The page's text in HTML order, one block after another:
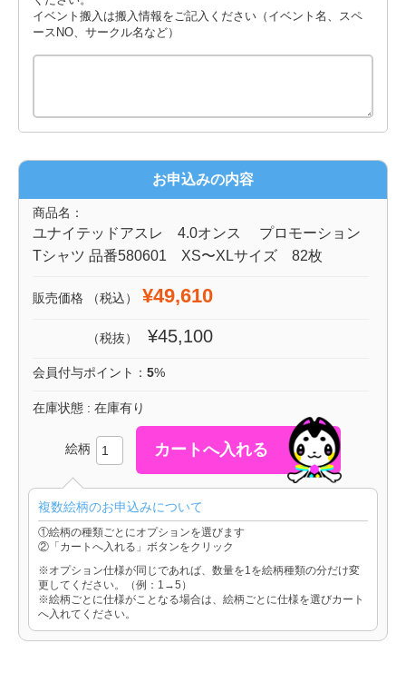
イベント搬入は搬入情報をご記入ください（イベント名、スペ
ースNO、サークル名など）
お申込みの内容
商品名：
ユナイテッドアスレ 4.0オンス プロモーション
Tシャツ 品番580601 XS〜XLサイズ 82枚
販売価格 （税込） ¥49,610
（税抜） ¥45,100
会員付与ポイント： 5%
在庫状態 : 在庫有り
絵柄
複数絵柄のお申込みについて
①絵柄の種類ごとにオプションを選びます
②「カートへ入れる」ボタンをクリック
※オプション仕様が同じであれば、数量を1を絵柄種類の分だけ変
更してください。（例：1→5）
※絵柄ごとに仕様がことなる場合は、絵柄ごとに仕様を選びカート
へ入れてください。